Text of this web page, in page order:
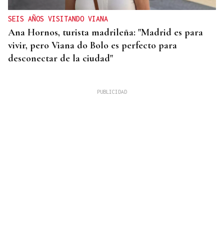
SEIS AÑOS VISITANDO VIANA
Ana Hornos, turista madrileña: "Madrid es para
vivir, pero Viana do Bolo es perfecto para
desconectar de la ciudad"